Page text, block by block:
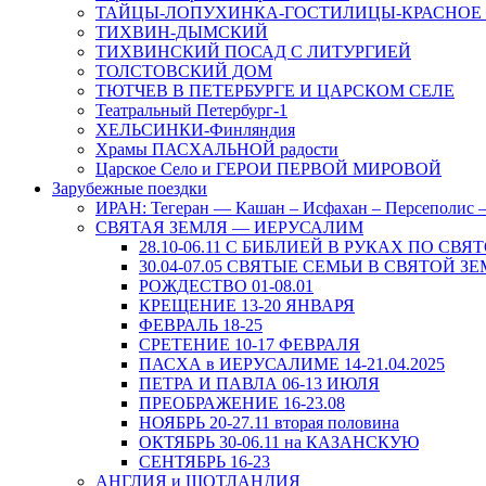
ТАЙЦЫ-ЛОПУХИНКА-ГОСТИЛИЦЫ-КРАСНОЕ
ТИХВИН-ДЫМСКИЙ
ТИХВИНСКИЙ ПОСАД С ЛИТУРГИЕЙ
ТОЛСТОВСКИЙ ДОМ
ТЮТЧЕВ В ПЕТЕРБУРГЕ И ЦАРСКОМ СЕЛЕ
Театральный Петербург-1
ХЕЛЬСИНКИ-Финляндия
Храмы ПАСХАЛЬНОЙ радости
Царское Село и ГЕРОИ ПЕРВОЙ МИРОВОЙ
Зарубежные поездки
ИРАН: Тегеран — Кашан – Исфахан –
СВЯТАЯ ЗЕМЛЯ — ИЕРУСАЛИМ
28.10-06.11 С БИБЛИЕЙ В РУКАХ ПО
30.04-07.05 СВЯТЫЕ СЕМЬИ В СВЯТОЙ
РОЖДЕСТВО 01-08.01
КРЕЩЕНИЕ 13-20 ЯНВАРЯ
ФЕВРАЛЬ 18-25
СРЕТЕНИЕ 10-17 ФЕВРАЛЯ
ПАСХА в ИЕРУСАЛИМЕ 14-21.04.2025
ПЕТРА И ПАВЛА 06-13 ИЮЛЯ
ПРЕОБРАЖЕНИЕ 16-23.08
НОЯБРЬ 20-27.11 вторая половина
ОКТЯБРЬ 30-06.11 на КАЗАНСКУЮ
СЕНТЯБРЬ 16-23
АНГЛИЯ и ШОТЛАНДИЯ